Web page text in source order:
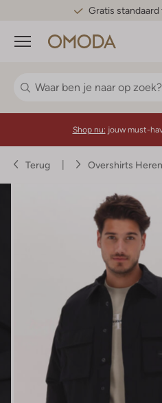
Gratis
Menu
Shop nu: jouw must-
Terug Overshirts Heren